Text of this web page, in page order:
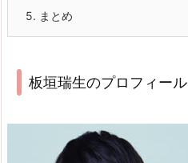
5. まとめ
板垣瑞生のプロフィール